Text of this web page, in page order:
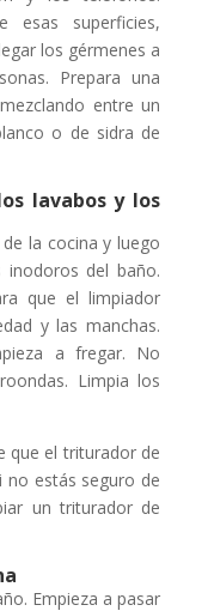
esas superficies,
los gérmenes a
Prepara una
entre un
o de sidra de
lavabos y los
la cocina y luego
del baño.
que el limpiador
y las manchas.
a fregar. No
Limpia los
que el triturador de
no estás seguro de
un triturador de
Empieza a pasar